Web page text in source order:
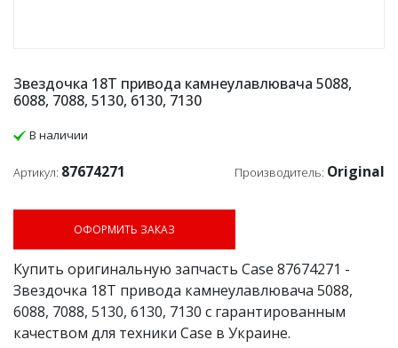
Звездочка 18Т привода камнеулавлювача 5088,
6088, 7088, 5130, 6130, 7130
В наличии
Артикул: 87674271 Производитель: Original
ОФОРМИТЬ ЗАКАЗ
Купить оригинальную запчасть Case 87674271 -
Звездочка 18Т привода камнеулавлювача 5088,
6088, 7088, 5130, 6130, 7130 с гарантированным
качеством для техники Case в Украине.